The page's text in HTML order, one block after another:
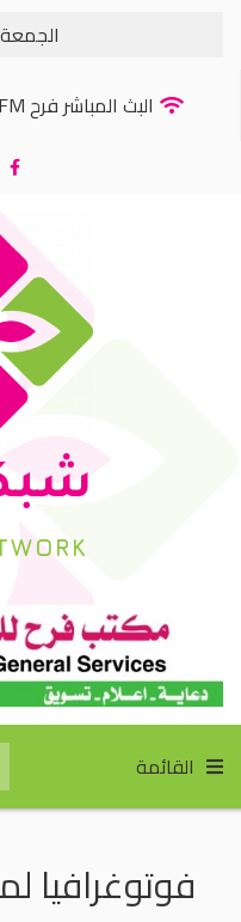
الجمعة: 2026/
البث المباشر فرح FM
القائمة
فوتوغرافيا